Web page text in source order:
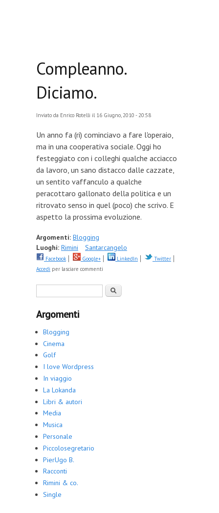
Compleanno.
Diciamo.
Inviato da Enrico Rotelli il 16 Giugno, 2010 - 20:58
Un anno fa (ri) cominciavo a fare l'operaio,
ma in una cooperativa sociale. Oggi ho
festeggiato con i colleghi qualche acciacco
da lavoro, un sano distacco dalle cazzate,
un sentito vaffanculo a qualche
peracottaro gallonato della politica e un
ritrovato senso in quel (poco) che scrivo. E
aspetto la prossima evoluzione.
Argomenti: Blogging
Luoghi: Rimini Santarcangelo
Facebook Google+ LinkedIn
Twitter
Accedi per lasciare commenti
Cerca
Argomenti
Blogging
Cinema
Golf
I love Wordpress
In viaggio
La Lokanda
Libri & autori
Media
Musica
Personale
Piccolosegretario
PierUgo B.
Racconti
Rimini & co.
Single